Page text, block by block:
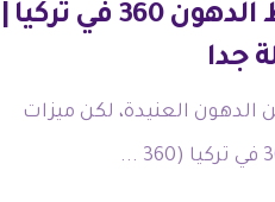
ميزات شفط الدهون 360 في تركيا |
الدهون العنيدة، لكن ميزات